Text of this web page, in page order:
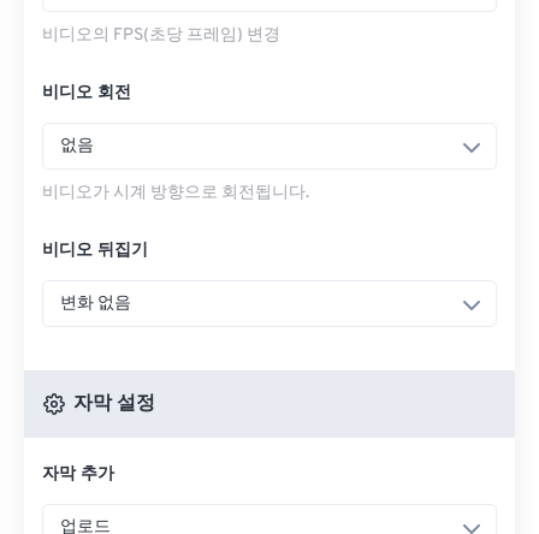
비디오의 FPS(초당 프레임) 변경
비디오 회전
없음
비디오가 시계 방향으로 회전됩니다.
비디오 뒤집기
변화 없음
자막 설정
자막 추가
업로드